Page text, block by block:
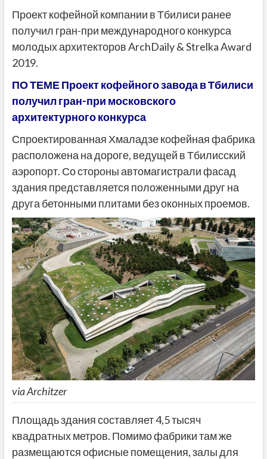
Проект кофейной компании в Тбилиси ранее
получил гран-при международного конкурса
молодых архитекторов ArchDaily & Strelka Award
2019.
ПО ТЕМЕ Проект кофейного завода в Тбилиси
получил гран-при московского
архитектурного конкурса
Спроектированная Хмаладзе кофейная фабрика
расположена на дороге, ведущей в Тбилисский
аэропорт. Со стороны автомагистрали фасад
здания представляется положенными друг на
друга бетонными плитами без оконных проемов.
via Architzer
Площадь здания составляет 4,5 тысяч
квадратных метров. Помимо фабрики там же
размещаются офисные помещения, залы для